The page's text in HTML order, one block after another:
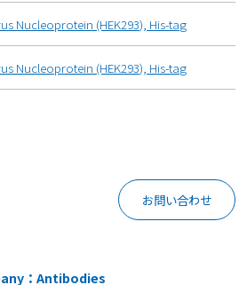
Nucleoprotein (HEK293), His-tag
Nucleoprotein (HEK293), His-tag
お問い合わせ
：Antibodies